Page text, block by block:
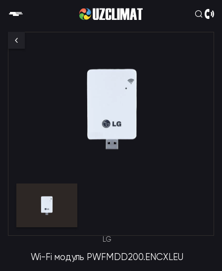
LG
Wi-Fi модуль PWFMDD200.ENCXLEU